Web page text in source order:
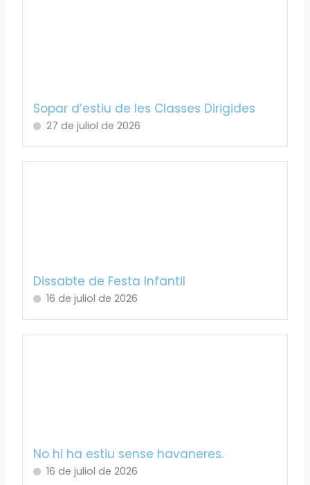
Sopar d’estiu de les Classes Dirigides
27 de juliol de 2026
Dissabte de Festa Infantil
16 de juliol de 2026
No hi ha estiu sense havaneres.
16 de juliol de 2026